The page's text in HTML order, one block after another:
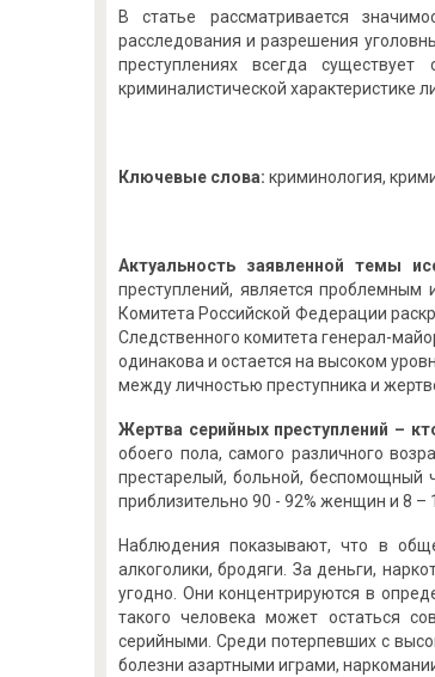
В статье рассматривается
расследования и разрешения
преступлениях всегда
криминалистической характеристике
Ключевые слова: криминология,
Актуальность заявленной темы
преступлений, является проблемным
Комитета Российской Федерации
Следственного комитета генерал-
одинакова и остается на высоком
между личностью преступника и
Жертва серийных преступлений –
обоего пола, самого различного
престарелый, больной, беспомощный
приблизительно 90 - 92% женщин и 8 –
Наблюдения показывают, что в
алкоголики, бродяги. За деньги,
угодно. Они концентрируются в
такого человека может остаться
серийными. Среди потерпевших с
болезни азартными играми, наркомании